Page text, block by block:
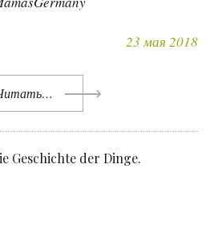
23 мая 2018
Geschichte der Dinge.